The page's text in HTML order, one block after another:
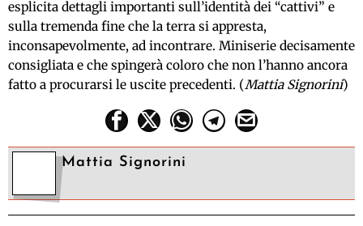
esplicita dettagli importanti sull’identità dei “cattivi” e
sulla tremenda fine che la terra si appresta,
inconsapevolmente, ad incontrare. Miniserie decisamente
consigliata e che spingerà coloro che non l’hanno ancora
fatto a procurarsi le uscite precedenti. (Mattia Signorini)
Mattia Signorini